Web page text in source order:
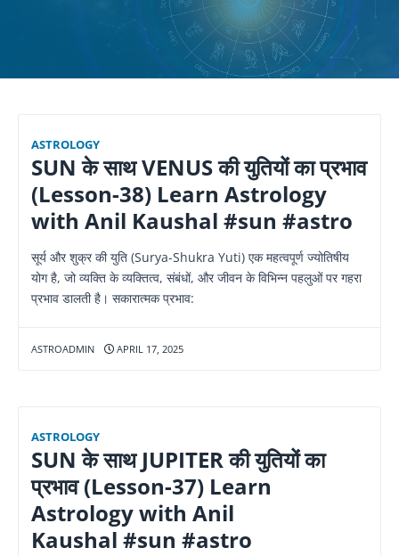
ASTROLOGY
SUN के साथ VENUS की युतियों का प्रभाव
(Lesson-38) Learn Astrology
with Anil Kaushal #sun #astro
सूर्य और शुक्र की युति (Surya-Shukra Yuti) एक महत्वपूर्ण ज्योतिषीय
योग है, जो व्यक्ति के व्यक्तित्व, संबंधों, और जीवन के विभिन्न पहलुओं पर गहरा
प्रभाव डालती है।​ सकारात्मक प्रभाव:
ASTROADMIN APRIL 17, 2025
ASTROLOGY
SUN के साथ JUPITER की युतियों का
प्रभाव (Lesson-37) Learn
Astrology with Anil
Kaushal #sun #astro